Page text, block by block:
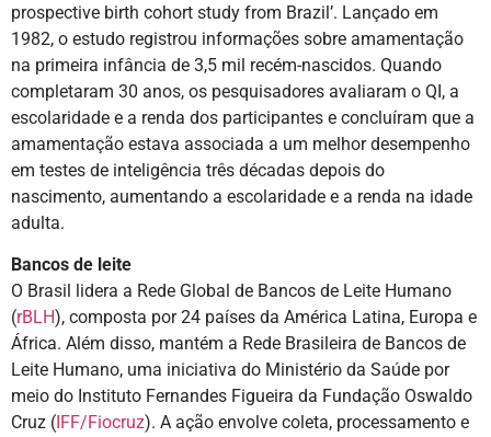
prospective birth cohort study from Brazil’. Lançado em
1982, o estudo registrou informações sobre amamentação
na primeira infância de 3,5 mil recém-nascidos. Quando
completaram 30 anos, os pesquisadores avaliaram o QI, a
escolaridade e a renda dos participantes e concluíram que a
amamentação estava associada a um melhor desempenho
em testes de inteligência três décadas depois do
nascimento, aumentando a escolaridade e a renda na idade
adulta.
Bancos de leite
O Brasil lidera a Rede Global de Bancos de Leite Humano
(rBLH), composta por 24 países da América Latina, Europa e
África. Além disso, mantém a Rede Brasileira de Bancos de
Leite Humano, uma iniciativa do Ministério da Saúde por
meio do Instituto Fernandes Figueira da Fundação Oswaldo
Cruz ( IFF/Fiocruz). A ação envolve coleta, processamento e